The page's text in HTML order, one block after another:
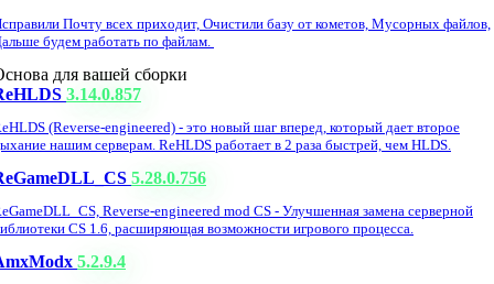
Почту всех приходит, Очистили базу от кометов, Мусорных файлов,
будем работать по файлам.
для вашей сборки
3.14.0.857
(Reverse-engineered) - это новый шаг вперед, который дает второе
нашим серверам. ReHLDS работает в 2 раза быстрей, чем HLDS.
5.28.0.756
Reverse-engineered mod CS - Улучшенная замена серверной
CS 1.6, расширяющая возможности игрового процесса.
5.2.9.4